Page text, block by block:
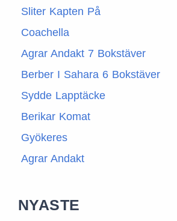
Sliter Kapten På
Coachella
Agrar Andakt 7 Bokstäver
Berber I Sahara 6 Bokstäver
Sydde Lapptäcke
Berikar Komat
Gyökeres
Agrar Andakt
NYASTE